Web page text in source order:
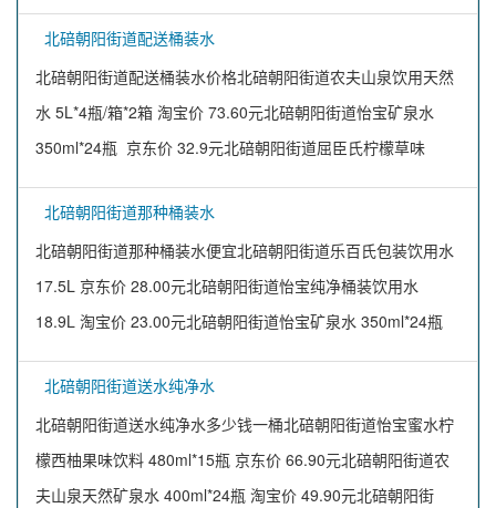
北碚朝阳街道配送桶装水
北碚朝阳街道配送桶装水价格北碚朝阳街道农夫山泉饮用天然
水 5L*4瓶/箱*2箱 淘宝价 73.60元北碚朝阳街道怡宝矿泉水
350ml*24瓶 京东价 32.9元北碚朝阳街道屈臣氏柠檬草味
北碚朝阳街道那种桶装水
北碚朝阳街道那种桶装水便宜北碚朝阳街道乐百氏包装饮用水
17.5L 京东价 28.00元北碚朝阳街道怡宝纯净桶装饮用水
18.9L 淘宝价 23.00元北碚朝阳街道怡宝矿泉水 350ml*24瓶
北碚朝阳街道送水纯净水
北碚朝阳街道送水纯净水多少钱一桶北碚朝阳街道怡宝蜜水柠
檬西柚果味饮料 480ml*15瓶 京东价 66.90元北碚朝阳街道农
夫山泉天然矿泉水 400ml*24瓶 淘宝价 49.90元北碚朝阳街